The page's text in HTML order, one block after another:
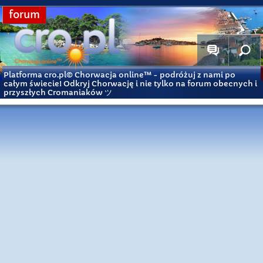
forum
Platforma cro.pl© Chorwacja online™ - podróżuj z nami po
całym świecie! Odkryj Chorwację i nie tylko na forum obecnych i
przyszłych Cromaniaków ツ